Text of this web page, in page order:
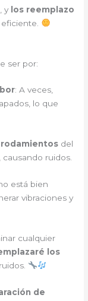
, y los reemplazo
ser por:
: A veces,
lo que
rodamientos del
ruidos.
está bien
vibraciones y
cualquier
los
de